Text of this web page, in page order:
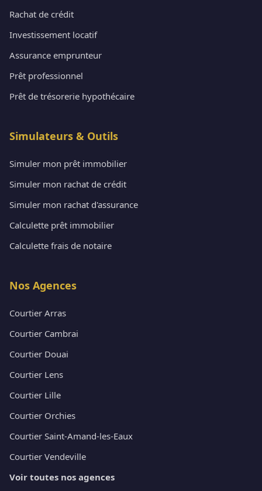
Rachat de crédit
Investissement locatif
Assurance emprunteur
Prêt professionnel
Prêt de trésorerie hypothécaire
Simulateurs & Outils
Simuler mon prêt immobilier
Simuler mon rachat de crédit
Simuler mon rachat d'assurance
Calculette prêt immobilier
Calculette frais de notaire
Nos Agences
Courtier Arras
Courtier Cambrai
Courtier Douai
Courtier Lens
Courtier Lille
Courtier Orchies
Courtier Saint-Amand-les-Eaux
Courtier Vendeville
Voir toutes nos agences